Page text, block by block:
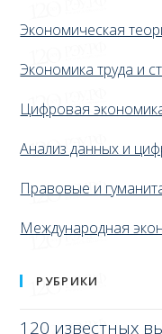
Экономическая
Экономика труда и
Цифровая
Анализ данных и
Правовые и
Международная
РУБРИКИ
120 известных